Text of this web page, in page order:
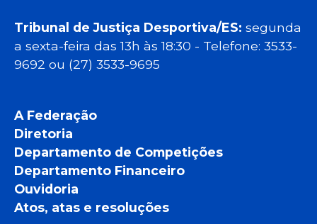
Tribunal de Justiça Desportiva/ES: segunda
a sexta-feira das 13h às 18:30 - Telefone: 3533-
9692 ou (27) 3533-9695
A Federação
Diretoria
Departamento de Competições
Departamento Financeiro
Ouvidoria
Atos, atas e resoluções